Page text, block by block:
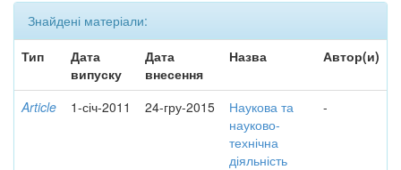
Знайдені матеріали:
Тип
Дата
випуску
Дата
внесення
Назва Автор(и)
Article 1-січ-2011 24-гру-2015
Наукова та
науково-
технічна
діяльність
-